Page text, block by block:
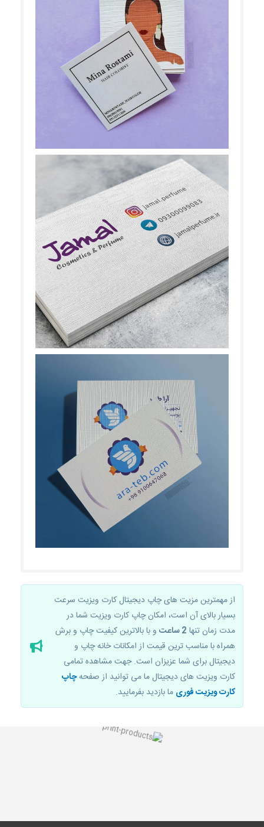
از مهمترین مزیت های چاپ دیجیتال کارت ویزیت سرعت
بسیار بالای آن است، امکان چاپ کارت ویزیت شما در
مدت زمان تنها 2 ساعت
و با بالاترین کیفیت چاپ و برش
همراه با مناسب ترین قیمت از امکانات خانه چاپ و
دیجیتال برای شما عزیزان است. جهت مشاهده تمامی
کارت ویزیت های دیجیتال ما می توانید از صفحهچاپ
کارت ویزیت فوری ما بازدید بفرمایید.